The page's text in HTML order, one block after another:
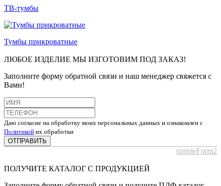
ТВ-тумбы
Тумбы прикроватные
ЛЮБОЕ ИЗДЕЛИЕ МЫ ИЗГОТОВИМ ПОД ЗАКАЗ!
Заполните форму обратной связи и наш менеджер свяжется с
Вами!
Даю согласие на обработку моих персональных данных и ознакомлен с
Политикой их обработки
ОТПРАВИТЬ
simpleForm2
ПОЛУЧИТЕ КАТАЛОГ С ПРОДУКЦИЕЙ